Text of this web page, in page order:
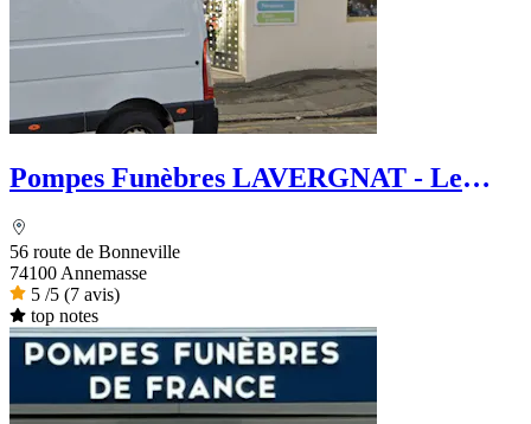
Pompes Funèbres LAVERGNAT - Le
56 route de Bonneville
74100 Annemasse
5 /5 (7 avis)
top notes